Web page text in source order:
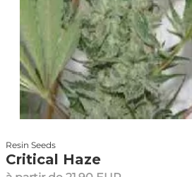
Resin Seeds
Critical Haze